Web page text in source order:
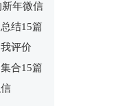
新年微信
结15篇
我评价
合15篇